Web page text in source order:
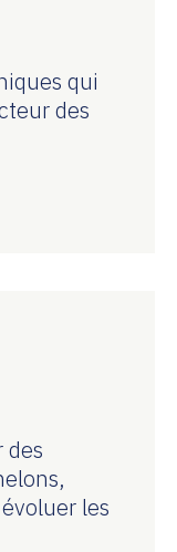
qui
des
des
les